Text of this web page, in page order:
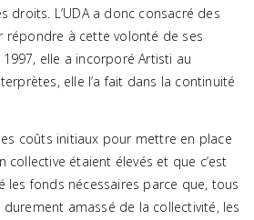
droits. L’UDA a donc consacré des
à cette volonté de ses
elle a incorporé Artisti au
elle l’a fait dans la continuité
coûts initiaux pour mettre en place
collective étaient élevés et que c’est
les fonds nécessaires parce que, tous
durement amassé de la collectivité, les